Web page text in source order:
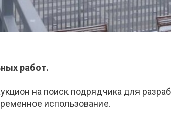
работ.
на поиск подрядчика для
использование.